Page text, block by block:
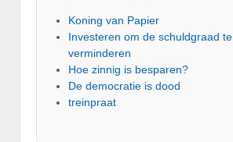
Koning van Papier
Investeren om de schuldgraad te
verminderen
Hoe zinnig is besparen?
De democratie is dood
treinpraat